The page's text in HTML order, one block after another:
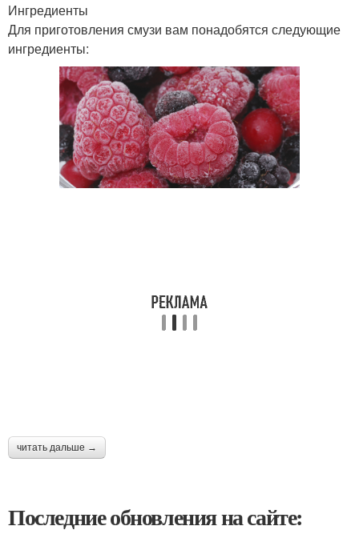
Ингредиенты
Для приготовления смузи вам понадобятся следующие
ингредиенты:
читать дальше →
Последние обновления на сайте: